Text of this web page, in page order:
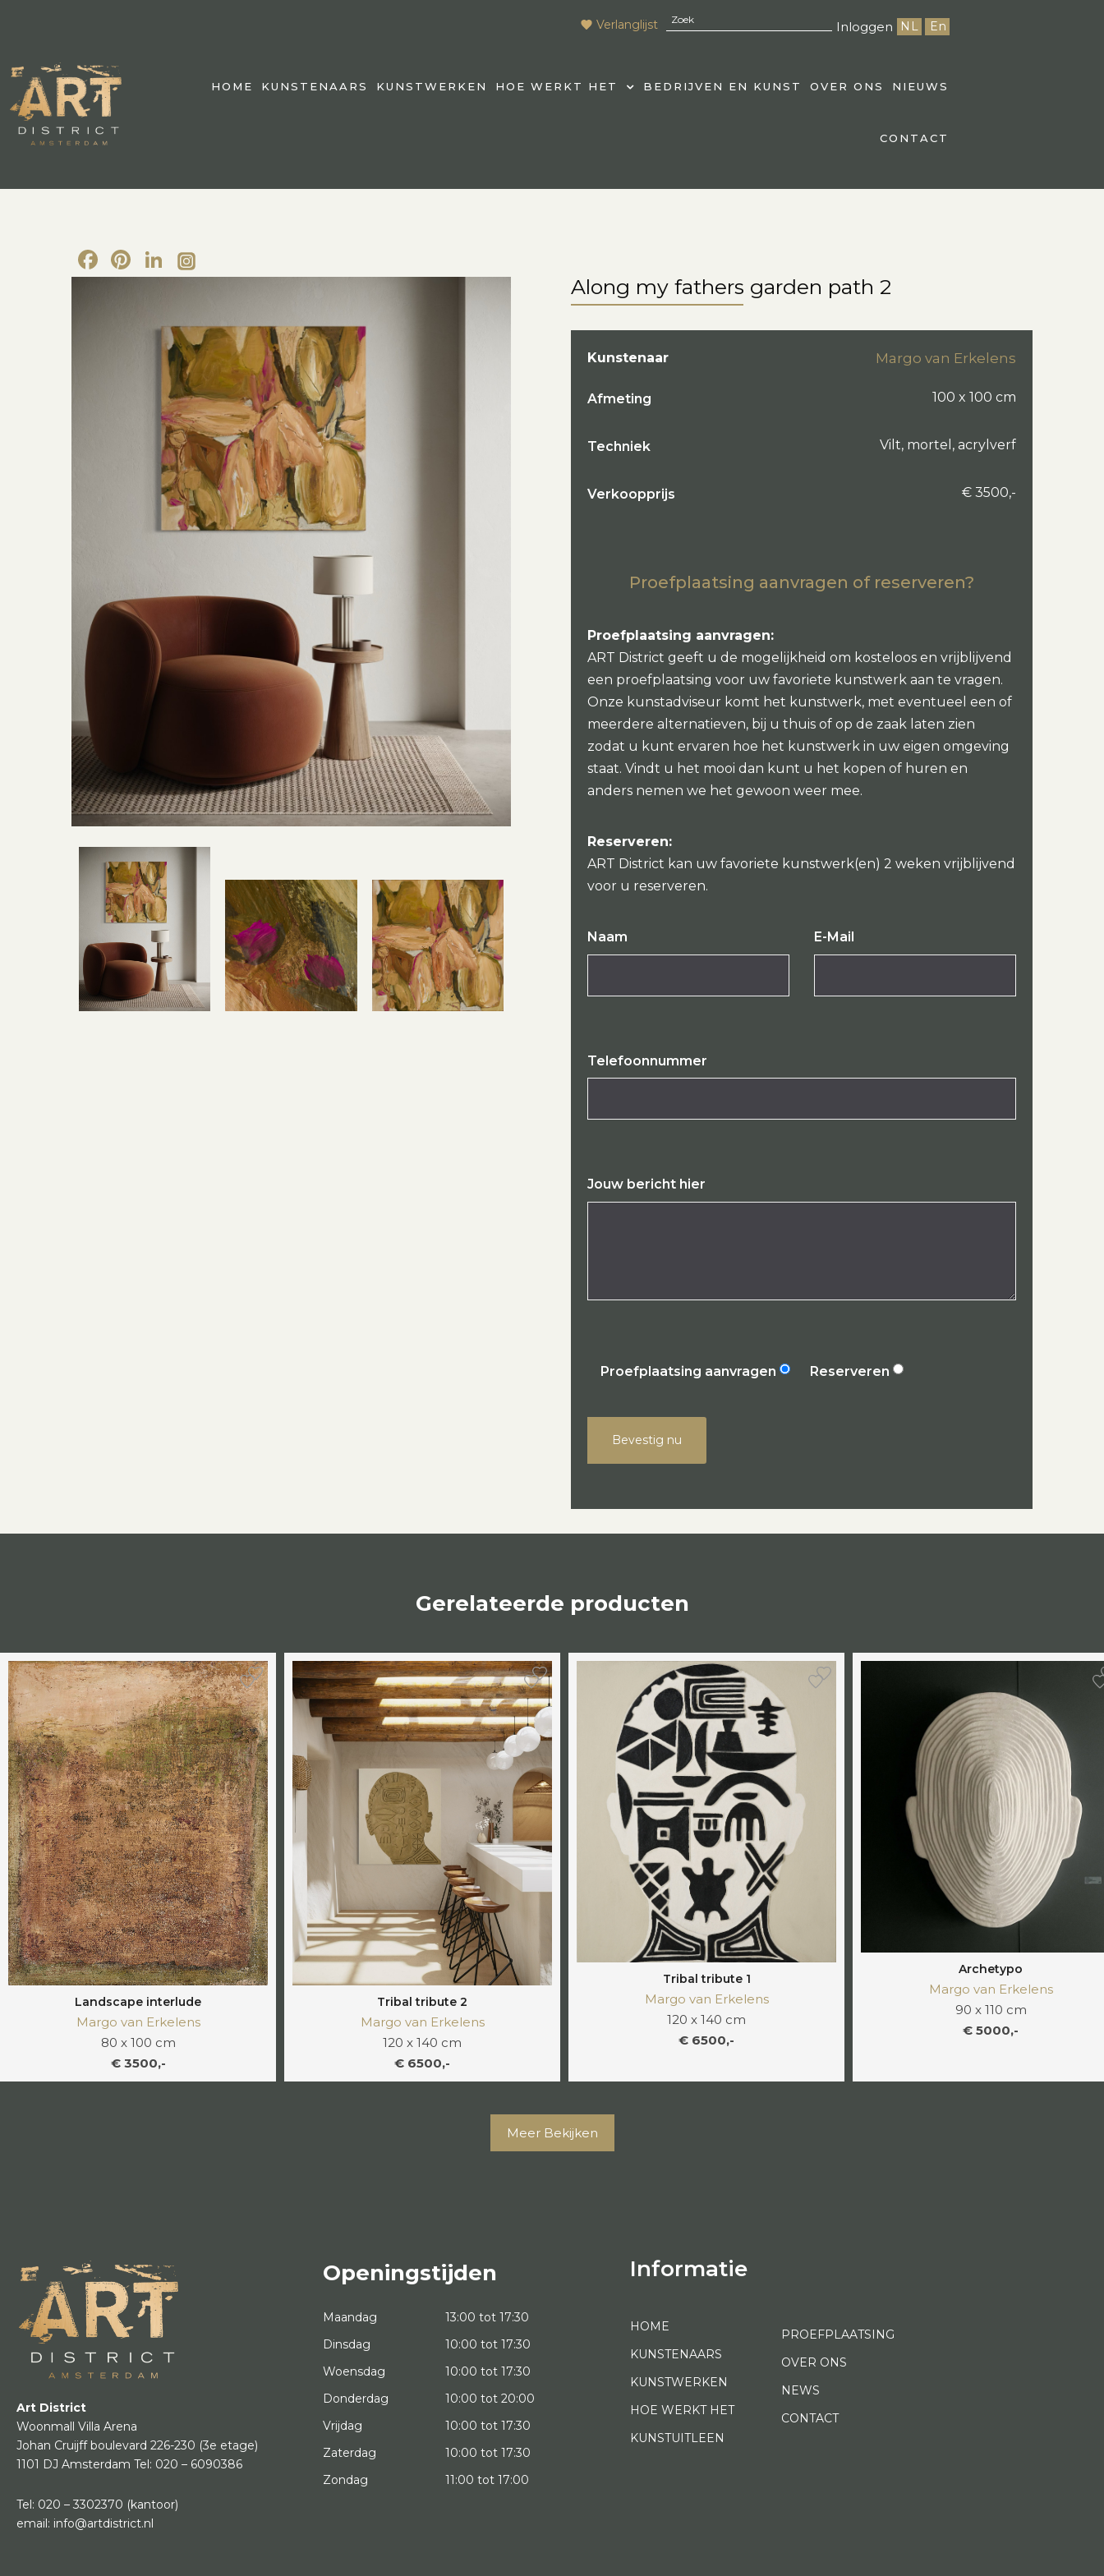
Verlanglijst Inloggen NL En
HOME KUNSTENAARS KUNSTWERKEN HOE WERKT HET BEDRIJVEN EN KUNST OVER ONS NIEUWS
CONTACT
Facebook
Pinterest
LinkedIn
Along my fathers garden path 2
Kunstenaar Margo van Erkelens
Afmeting 100 x 100 cm
Techniek Vilt, mortel, acrylverf
Verkoopprijs € 3500,-
Proefplaatsing aanvragen of reserveren?
Proefplaatsing aanvragen:
ART District geeft u de mogelijkheid om kosteloos en vrijblijvend
een proefplaatsing voor uw favoriete kunstwerk aan te vragen.
Onze kunstadviseur komt het kunstwerk, met eventueel een of
meerdere alternatieven, bij u thuis of op de zaak laten zien
zodat u kunt ervaren hoe het kunstwerk in uw eigen omgeving
staat. Vindt u het mooi dan kunt u het kopen of huren en
anders nemen we het gewoon weer mee.
Reserveren:
ART District kan uw favoriete kunstwerk(en) 2 weken vrijblijvend
voor u reserveren.
Naam E-Mail
Telefoonnummer
Jouw bericht hier
Proefplaatsing aanvragen Reserveren
Bevestig nu
Gerelateerde producten
Landscape interlude
Margo van Erkelens
80 x 100 cm
€ 3500,-
Tribal tribute 2
Margo van Erkelens
120 x 140 cm
€ 6500,-
Tribal tribute 1
Margo van Erkelens
120 x 140 cm
€ 6500,-
Archetypo
Margo van Erkelens
90 x 110 cm
€ 5000,-
Meer Bekijken
Art District
Woonmall Villa Arena
Johan Cruijff boulevard 226-230 (3e etage)
1101 DJ Amsterdam Tel: 020 – 6090386
Tel: 020 – 3302370 (kantoor)
email: info@artdistrict.nl
Openingstijden
Maandag
13:00 tot 17:30
Dinsdag
10:00 tot 17:30
Woensdag
10:00 tot 17:30
Donderdag
10:00 tot 20:00
Vrijdag
10:00 tot 17:30
Zaterdag
10:00 tot 17:30
Zondag
11:00 tot 17:00
Informatie
HOME
KUNSTENAARS
KUNSTWERKEN
HOE WERKT HET
KUNSTUITLEEN
PROEFPLAATSING
OVER ONS
NEWS
CONTACT